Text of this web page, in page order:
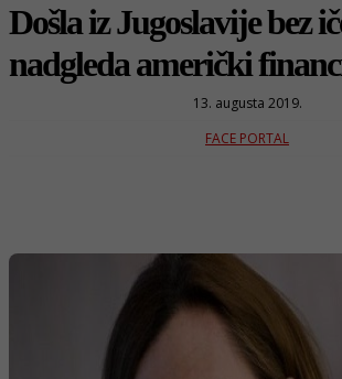
Došla iz Jugoslavije bez
nadgleda američki
13. augusta 2019.
FACE PORTAL